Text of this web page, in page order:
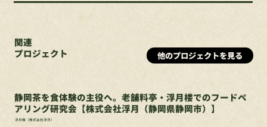
関連
プロジェクト
他のプロジェクトを見る
静岡茶を食体験の主役へ。老舗料亭・浮月楼でのフードペ
アリング研究会【株式会社浮月（静岡県静岡市）】
浮月楼（株式会社浮月）